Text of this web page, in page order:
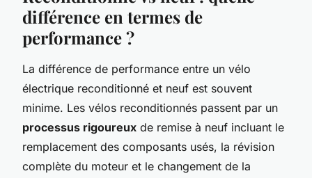
différence en termes de
performance ?
La différence de performance entre un vélo
électrique reconditionné et neuf est souvent
minime. Les vélos reconditionnés passent par un
processus rigoureux de remise à neuf incluant le
remplacement des composants usés, la révision
complète du moteur et le changement de la